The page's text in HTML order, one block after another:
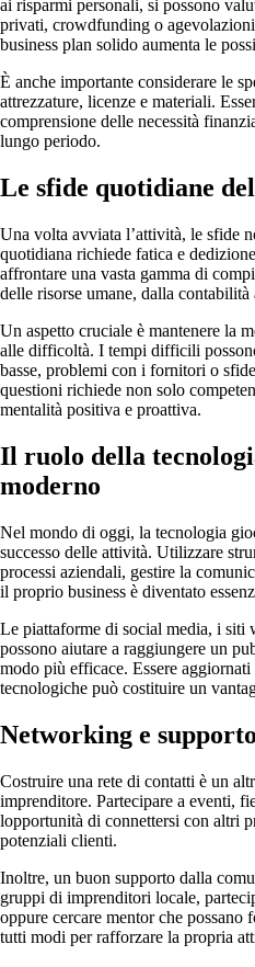
ai risparmi personali, si possono
privati, crowdfunding o
business plan solido aumenta le
È anche importante considerare le
attrezzature, licenze e materiali.
comprensione delle necessità
lungo periodo.
Le sfide quotidiane
Una volta avviata l’attività, le sfide
quotidiana richiede fatica e
affrontare una vasta gamma di
delle risorse umane, dalla contabilità
Un aspetto cruciale è mantenere la
alle difficoltà. I tempi difficili
basse, problemi con i fornitori o
questioni richiede non solo
mentalità positiva e proattiva.
Il ruolo della
moderno
Nel mondo di oggi, la tecnologia
successo delle attività. Utilizzare
processi aziendali, gestire la
il proprio business è diventato
Le piattaforme di social media, i siti
possono aiutare a raggiungere un
modo più efficace. Essere
tecnologiche può costituire un
Networking e
Costruire una rete di contatti è un
imprenditore. Partecipare a eventi,
lopportunità di connettersi con altri
potenziali clienti.
Inoltre, un buon supporto dalla
gruppi di imprenditori locale,
oppure cercare mentor che possano
tutti modi per rafforzare la propria